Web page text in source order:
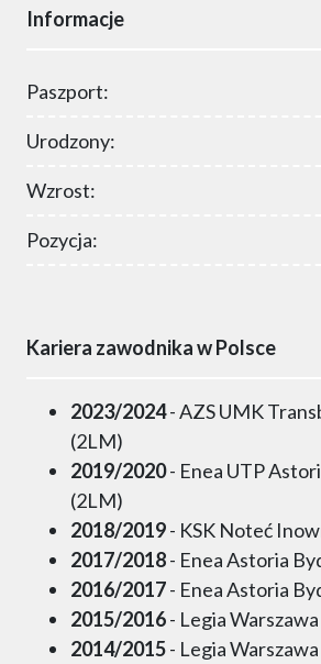
Informacje
Paszport:
Urodzony:
Wzrost:
Pozycja:
Kariera zawodnika w Polsce
2023/2024- AZS UMK
(2LM)
2019/2020- Enea UTP
(2LM)
2018/2019- KSK Noteć
2017/2018- Enea Astoria
2016/2017- Enea Astoria
2015/2016- Legia
2014/2015- Legia